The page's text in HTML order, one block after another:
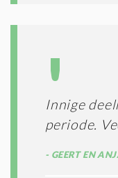
Innige
periode.
GEERT EN